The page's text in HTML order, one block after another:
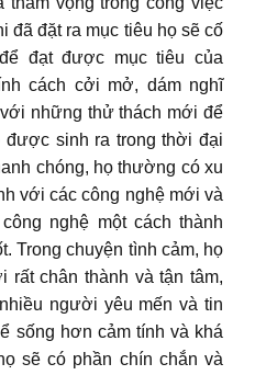
đã đặt ra mục tiêu họ sẽ cố
đạt được mục tiêu của
cách cởi mở, dám nghĩ
những thử thách mới để
được sinh ra trong thời đại
chóng, họ thường có xu
với các công nghệ mới và
nghệ một cách thành
Trong chuyện tình cảm, họ
chân thành và tận tâm,
người yêu mến và tin
sống hơn cảm tính và khá
sẽ có phần chín chắn và